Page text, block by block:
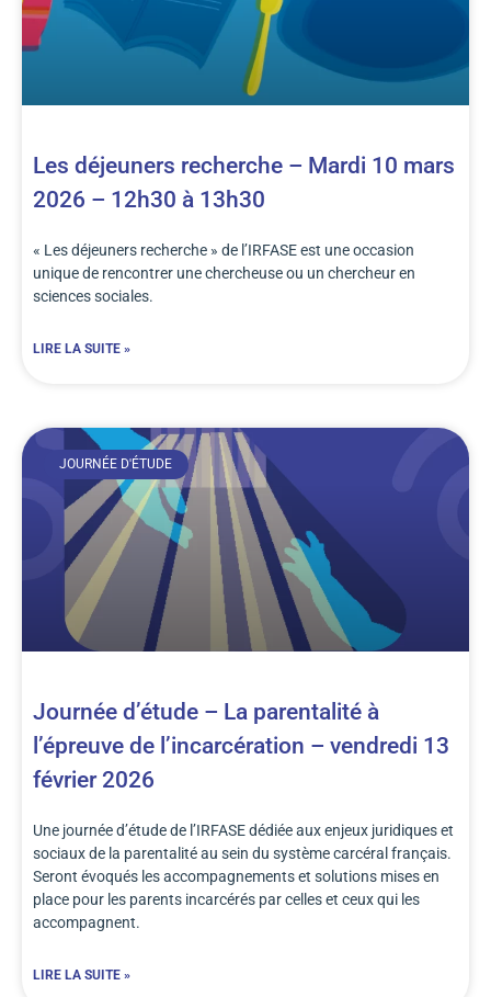
Les déjeuners recherche – Mardi 10 mars
2026 – 12h30 à 13h30
« Les déjeuners recherche » de l’IRFASE est une occasion
unique de rencontrer une chercheuse ou un chercheur en
sciences sociales.
LIRE LA SUITE »
JOURNÉE D'ÉTUDE
Journée d’étude – La parentalité à
l’épreuve de l’incarcération – vendredi 13
février 2026
Une journée d’étude de l’IRFASE dédiée aux enjeux juridiques et
sociaux de la parentalité au sein du système carcéral français.
Seront évoqués les accompagnements et solutions mises en
place pour les parents incarcérés par celles et ceux qui les
accompagnent.
LIRE LA SUITE »